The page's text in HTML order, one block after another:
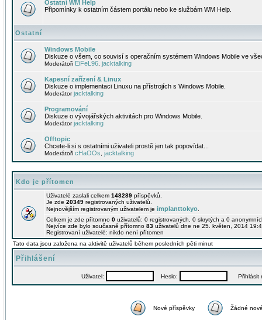
Ostatní WM Help
Připomínky k ostatním částem portálu nebo ke službám WM Help.
Ostatní
Windows Mobile
Diskuze o všem, co souvisí s operačním systémem Windows Mobile ve
Moderátoři EiFeL96 jacktalking
Kapesní zařízení & Linux
Diskuze o implementaci Linuxu na přístrojích s Windows Mobile.
Moderátorjacktalking
Programování
Diskuze o vývojářských aktivitách pro Windows Mobile.
Moderátorjacktalking
Offtopic
Chcete-li si s ostatními uživateli prostě jen tak popovídat...
Moderátoři cHaOOs jacktalking
Kdo je přítomen
Uživatelé zaslali celkem 148289 příspěvků.
Je zde 20349 registrovaných uživatelů.
Nejnovějším registrovaným uživatelem je implanttokyo
Celkem je zde přítomno 0 uživatelů: 0 registrovaných, 0 skrytých a 0
Nejvíce zde bylo současně přítomno 83 uživatelů dne ne 25. květen, 2014
Registrovaní uživatelé: nikdo není přítomen
Tato data jsou založena na aktivitě uživatelů během posledních pěti minut
Přihlášení
Uživatel: Heslo: Přihlásit
Nové příspěvky Žádné